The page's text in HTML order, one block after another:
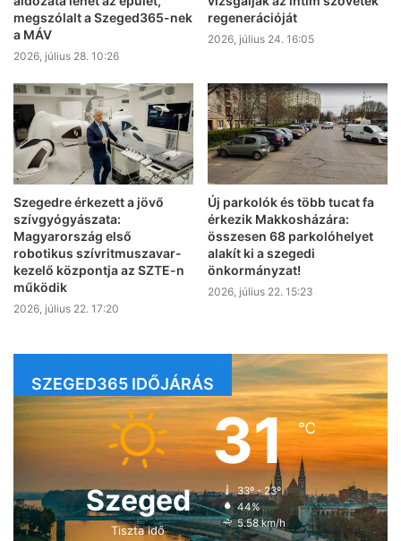
megszólalt a Szeged365-nek
a MÁV
2026, július 28. 10:26
regenerációját
2026, július 24. 16:05
Szegedre érkezett a jövő
szívgyógyászata:
Magyarország első
robotikus szívritmuszavar-
kezelő központja az SZTE-n
működik
2026, július 22. 17:20
Új parkolók és több tucat fa
érkezik Makkosházára:
összesen 68 parkolóhelyet
alakít ki a szegedi
önkormányzat!
2026, július 22. 15:23
SZEGED365 IDŐJÁRÁS
Szeged
Tiszta idő
31℃
33º - 23º
44%
5.58 km/h